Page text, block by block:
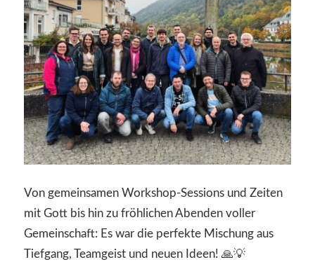
Von gemeinsamen Workshop-Sessions und Zeiten
mit Gott bis hin zu fröhlichen Abenden voller
Gemeinschaft: Es war die perfekte Mischung aus
Tiefgang, Teamgeist und neuen Ideen! 🙏💡